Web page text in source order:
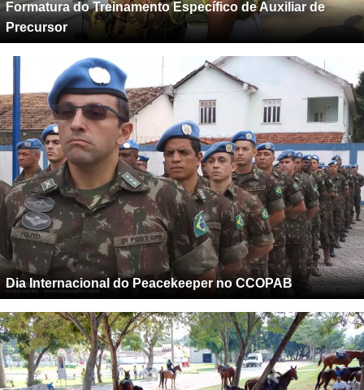
Formatura do Treinamento Específico de Auxiliar de
Precursor
Dia Internacional do Peacekeeper no CCOPAB